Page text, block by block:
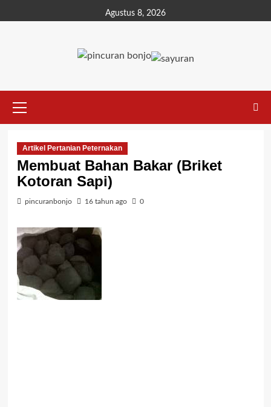
Agustus 8, 2026
Artikel Pertanian Peternakan
Membuat Bahan Bakar (Briket
Kotoran Sapi)
pincuranbonjo 16 tahun ago 0